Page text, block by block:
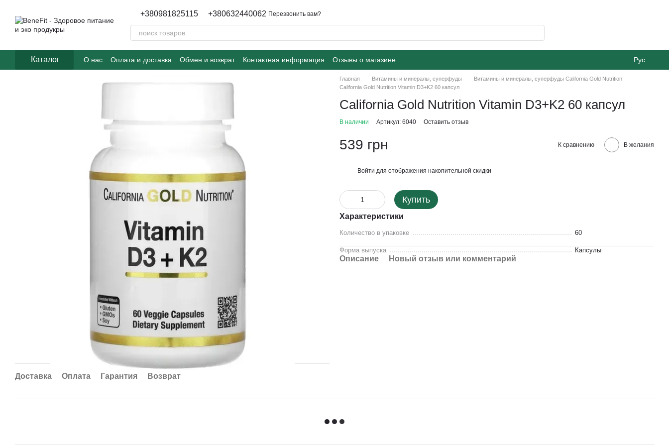
+380981825115 +380632440062 Перезвонить вам?
Каталог О нас Оплата и доставка Обмен и возврат Контактная информация Отзывы о магазине Рус
Доставка Оплата Гарантия Возврат
Главная Витамины и минералы, суперфуды
Витамины и минералы, суперфуды California Gold Nutrition
California Gold Nutrition Vitamin D3+K2 60 капсул
California Gold Nutrition Vitamin D3+K2 60 капсул
В наличии Артикул: 6040 Оставить отзыв
539 грн К сравнению В желания
Войти для отображения накопительной скидки
Купить
Характеристики
Количество в упаковке 60
Форма выпуска Капсулы
Описание Новый отзыв или комментарий